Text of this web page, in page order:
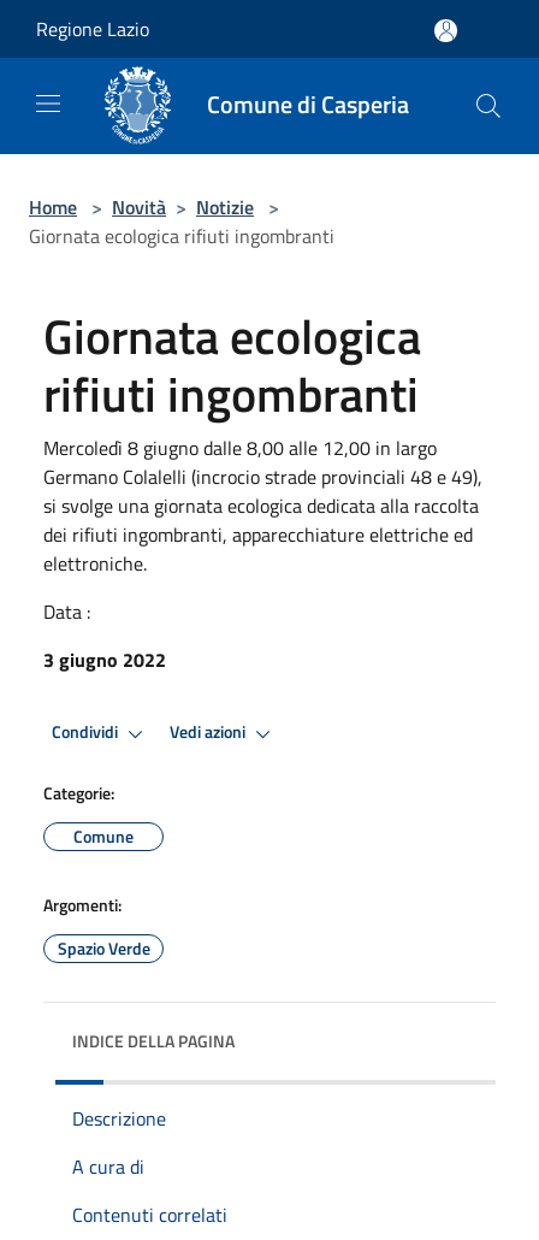
Regione Lazio
Comune di Casperia
Home > Novità > Notizie >
Giornata ecologica rifiuti ingombranti
Giornata ecologica
rifiuti ingombranti
Mercoledì 8 giugno dalle 8,00 alle 12,00 in largo
Germano Colalelli (incrocio strade provinciali 48 e 49),
si svolge una giornata ecologica dedicata alla raccolta
dei rifiuti ingombranti, apparecchiature elettriche ed
elettroniche.
Data :
3 giugno 2022
Condividi Vedi azioni
Categorie:
Comune
Argomenti:
Spazio Verde
INDICE DELLA PAGINA
Descrizione
A cura di
Contenuti correlati